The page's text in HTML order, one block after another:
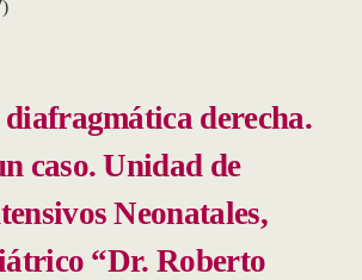
derecha.
caso. Unidad de
Neonatales,
“Dr. Roberto